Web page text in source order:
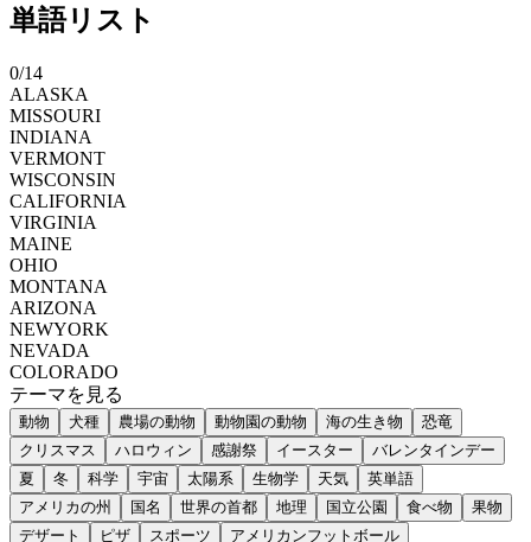
単語リスト
0/14
ALASKA
MISSOURI
INDIANA
VERMONT
WISCONSIN
CALIFORNIA
VIRGINIA
MAINE
OHIO
MONTANA
ARIZONA
NEWYORK
NEVADA
COLORADO
テーマを見る
動物 犬種 農場の動物 動物園の動物 海の生き物
恐竜
クリスマス
ハロウィン 感謝祭 イースター
バレンタインデー
夏
冬 科学 宇宙 太陽系 生物学 天気
英単語
アメリカの州
国名 世界の首都 地理 国立公園 食べ物
果物
デザート
ピザ スポーツ アメリカンフットボール